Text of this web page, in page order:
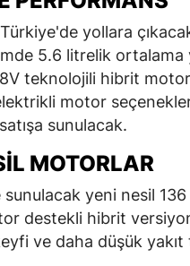
Türkiye'de yollara
5.6 litrelik ortalama
teknolojili hibrit
motor
sunulacak.
MOTORLAR
yeni nesil
destekli hibrit
ve daha düşük